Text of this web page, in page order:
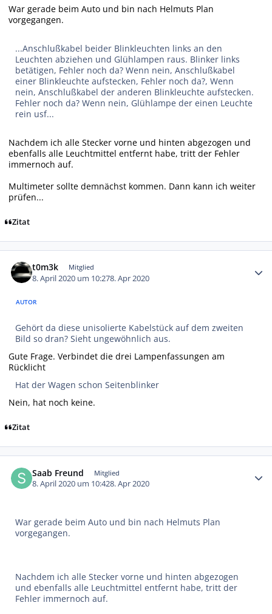
War gerade beim Auto und bin nach Helmuts Plan
vorgegangen.
...Anschlußkabel beider Blinkleuchten links an den
Leuchten abziehen und Glühlampen raus. Blinker links
betätigen, Fehler noch da? Wenn nein, Anschlußkabel
einer Blinkleuchte aufstecken, Fehler noch da?, Wenn
nein, Anschlußkabel der anderen Blinkleuchte aufstecken.
Fehler noch da? Wenn nein, Glühlampe der einen Leuchte
rein usf...
Nachdem ich alle Stecker vorne und hinten abgezogen und
ebenfalls alle Leuchtmittel entfernt habe, tritt der Fehler
immernoch auf.
Multimeter sollte demnächst kommen. Dann kann ich weiter
prüfen...
Zitat
t0m3k Mitglied
8. April 2020 um 10:278. Apr 2020
AUTOR
Gehört da diese unisolierte Kabelstück auf dem zweiten
Bild so dran? Sieht ungewöhnlich aus.
Gute Frage. Verbindet die drei Lampenfassungen am
Rücklicht
Hat der Wagen schon Seitenblinker
Nein, hat noch keine.
Zitat
Saab Freund Mitglied
8. April 2020 um 10:428. Apr 2020
War gerade beim Auto und bin nach Helmuts Plan
vorgegangen.
Nachdem ich alle Stecker vorne und hinten abgezogen
und ebenfalls alle Leuchtmittel entfernt habe, tritt der
Fehler immernoch auf.